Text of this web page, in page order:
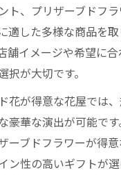
ト、プリザーブドフ
適した多様な商品を
舗イメージや希望に
択が大切です。
花が得意な花屋では
豪華な演出が可能で
ーブドフラワーが得
ン性の高いギフトが選